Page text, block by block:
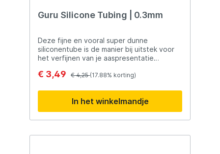
Guru Silicone Tubing | 0.3mm
Deze fijne en vooral super dunne
siliconentube is de manier bij uitstek voor
het verfijnen van je aaspresentatie
is met een opening van 0,3mm klein
haken tot en met maat 20
€ 3,49 € 4,25(17.88% korting)
In het winkelmandje